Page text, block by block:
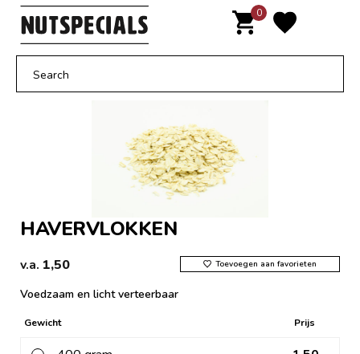
Door
naar
inhoud
0
HAVERVLOKKEN
v.a. 1,50 Toevoegen aan favorieten
Voedzaam en licht verteerbaar
Gewicht Prijs